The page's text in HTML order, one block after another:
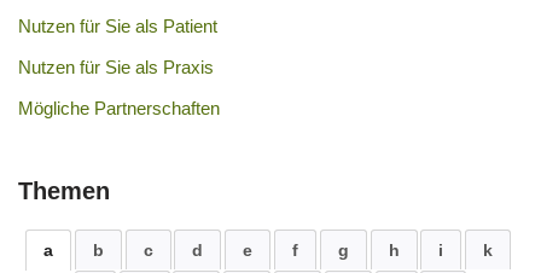
Nutzen für Sie als Patient
Nutzen für Sie als Praxis
Mögliche Partnerschaften
Themen
a b c d e f g h i k